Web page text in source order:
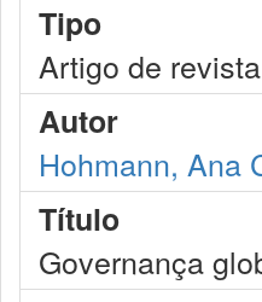
Tipo
Artigo de revista
Autor
Hohmann, Ana
Título
Governança